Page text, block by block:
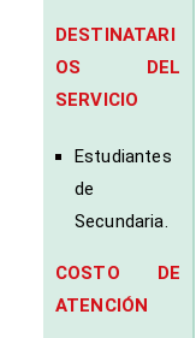
DESTINATARI
OS DEL
SERVICIO
Estudiantes
de
Secundaria.
COSTO DE
ATENCIÓN